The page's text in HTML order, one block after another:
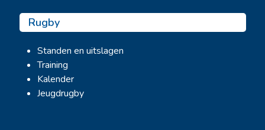
Rugby
Standen en uitslagen
Training
Kalender
Jeugdrugby